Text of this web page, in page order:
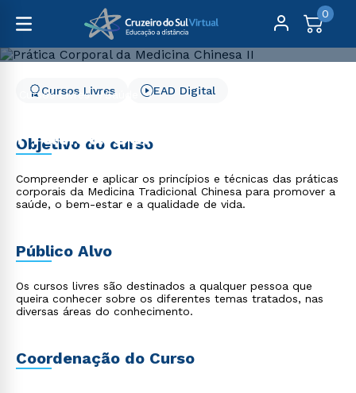
0
Cursos Livres
Saúde
Prática Corporal da
Medicina Chinesa II
Cursos Livres EAD Digital
Objetivo do curso
Compreender e aplicar os princípios e técnicas das práticas
corporais da Medicina Tradicional Chinesa para promover a
saúde, o bem-estar e a qualidade de vida.
Público Alvo
Os cursos livres são destinados a qualquer pessoa que
queira conhecer sobre os diferentes temas tratados, nas
diversas áreas do conhecimento.
Coordenação do Curso